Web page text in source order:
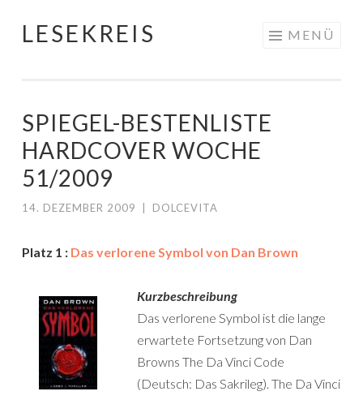
Springe
LESEKREIS MENÜ
SPIEGEL-BESTENLISTE
HARDCOVER WOCHE
51/2009
14. DEZEMBER 2009 DOLCEVITA
Platz 1 : Das verlorene Symbol von Dan Brown
Kurzbeschreibung
Das verlorene Symbol ist die lange
erwartete Fortsetzung von Dan
Browns The Da Vinci Code
(Deutsch: Das Sakrileg). The Da Vinci